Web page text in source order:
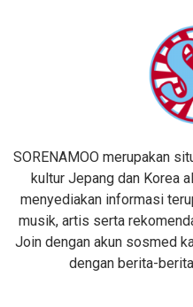
SORENAMOO merupakan
kultur Jepang dan Korea
menyediakan informasi
musik, artis serta
Join dengan akun sosmed
dengan berita-